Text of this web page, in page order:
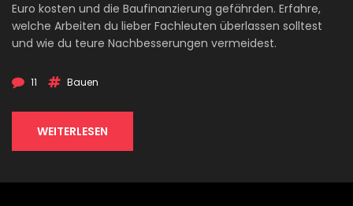
Euro kosten und die Baufinanzierung gefährden. Erfahre,
welche Arbeiten du lieber Fachleuten überlassen solltest
und wie du teure Nachbesserungen vermeidest.
11 Bauen
WEITERLESEN